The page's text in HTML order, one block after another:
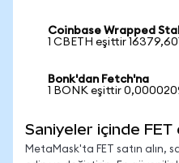
Coinbase Wrapped
1 CBETH eşittir
Bonk'dan Fetch'na
1 BONK eşittir
Saniyeler içinde FET
MetaMask'ta FET satın alın,